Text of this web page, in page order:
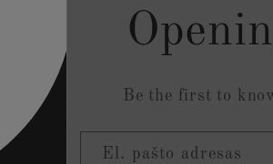
Be the first to
El. pašto adresas